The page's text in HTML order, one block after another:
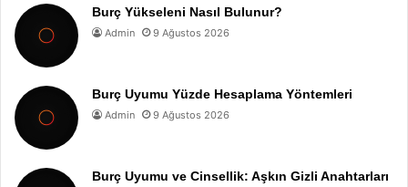
Burç Yükseleni Nasıl Bulunur?
Admin 9 Ağustos 2026
Burç Uyumu Yüzde Hesaplama Yöntemleri
Admin 9 Ağustos 2026
Burç Uyumu ve Cinsellik: Aşkın Gizli Anahtarları